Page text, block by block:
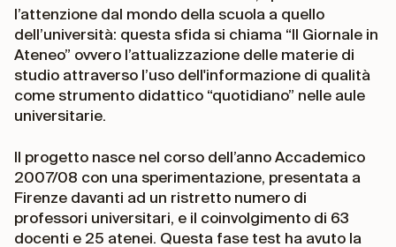
l’attenzione dal mondo della scuola a quello
dell’università: questa sfida si chiama “Il Giornale in
Ateneo” ovvero l’attualizzazione delle materie di
studio attraverso l’uso dell'informazione di qualità
come strumento didattico “quotidiano” nelle aule
universitarie.
Il progetto nasce nel corso dell’anno Accademico
2007/08 con una sperimentazione, presentata a
Firenze davanti ad un ristretto numero di
professori universitari, e il coinvolgimento di 63
docenti e 25 atenei. Questa fase test ha avuto la